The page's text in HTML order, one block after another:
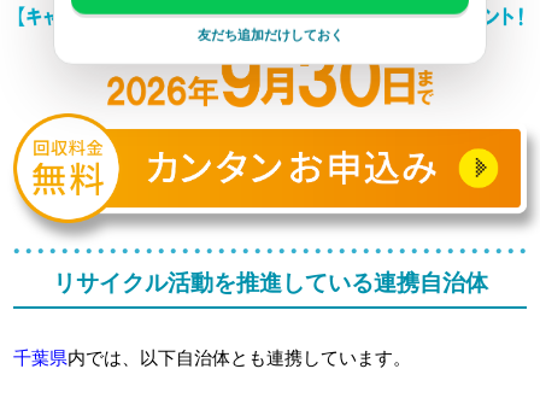
リサイクル活動を推進している連携自治体
千葉県内では、以下自治体とも連携しています。
友だち追加だけしておく